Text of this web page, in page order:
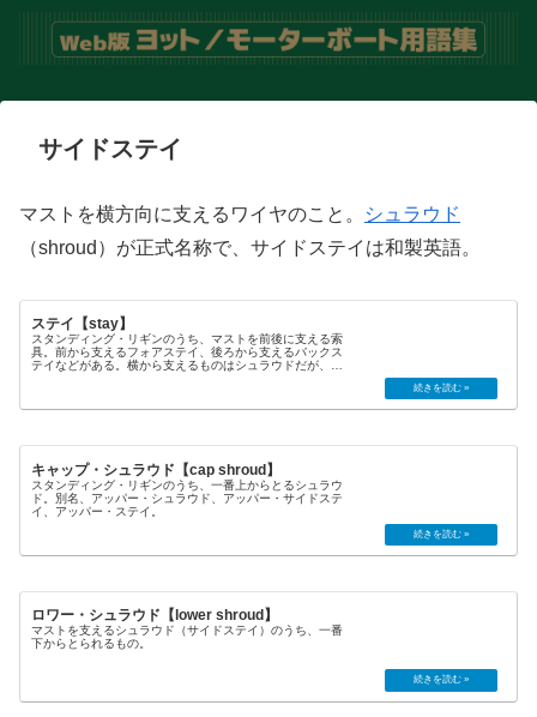
サイドステイ
マストを横方向に支えるワイヤのこと。
シュラウド
（shroud）が正式名称で、サイドステイは和製英語。
ステイ【stay】
スタンディング・リギンのうち、マストを前後に支える索
具。前から支えるフォアステイ、後ろから支えるバックス
テイなどがある。横から支えるものはシュラウドだが、こ
キャップ・シュラウド【cap shroud】
スタンディング・リギンのうち、一番上からとるシュラウ
ド。別名、アッパー・シュラウド、アッパー・サイドステ
イ、アッパー・ステイ。
ロワー・シュラウド【lower shroud】
マストを支えるシュラウド（サイドステイ）のうち、一番
下からとられるもの。